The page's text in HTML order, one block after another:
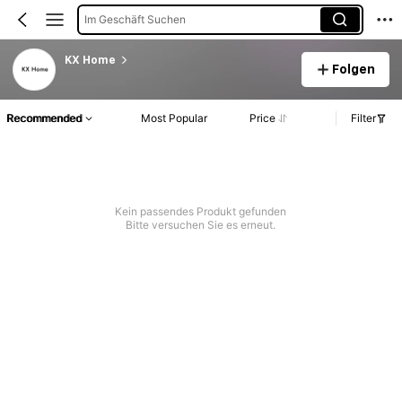
Im Geschäft Suchen
KX Home
Folgen
Recommended Most Popular Price Filter
Kein passendes Produkt gefunden
Bitte versuchen Sie es erneut.